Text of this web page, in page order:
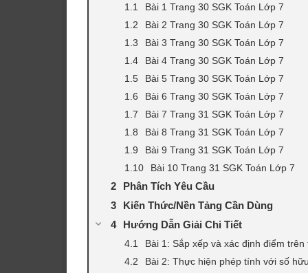
Bài 1 Trang 30 SGK Toán Lớp 7
Bài 2 Trang 30 SGK Toán Lớp 7
Bài 3 Trang 30 SGK Toán Lớp 7
Bài 4 Trang 30 SGK Toán Lớp 7
Bài 5 Trang 30 SGK Toán Lớp 7
Bài 6 Trang 30 SGK Toán Lớp 7
Bài 7 Trang 31 SGK Toán Lớp 7
Bài 8 Trang 31 SGK Toán Lớp 7
Bài 9 Trang 31 SGK Toán Lớp 7
Bài 10 Trang 31 SGK Toán Lớp 7
Phân Tích Yêu Cầu
Kiến Thức/Nền Tảng Cần Dùng
Hướng Dẫn Giải Chi Tiết
Bài 1: Sắp xếp và xác định điểm trên
Bài 2: Thực hiện phép tính với số